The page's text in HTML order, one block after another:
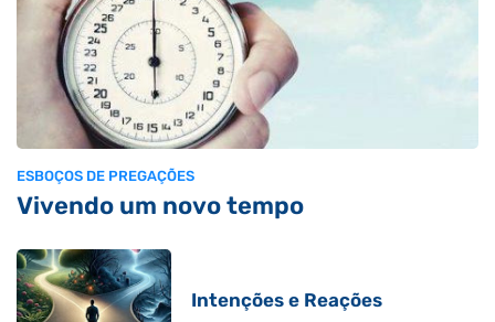
ESBOÇOS DE PREGAÇÕES
Vivendo um novo tempo
Intenções e Reações